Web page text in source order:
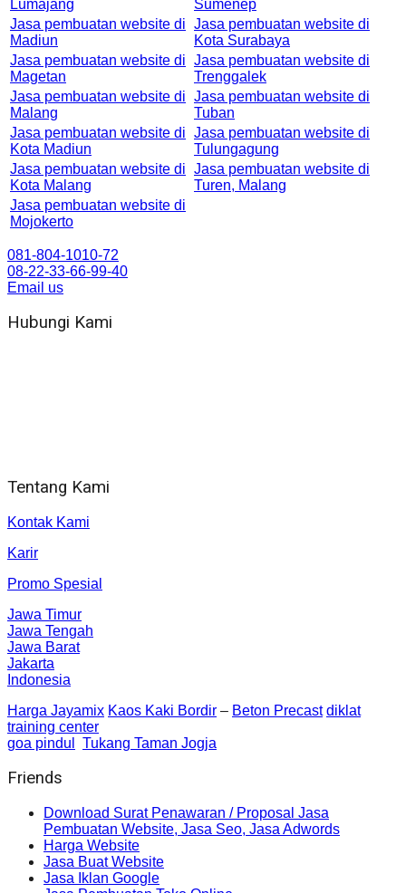
Lumajang
Sumenep
Jasa pembuatan website di
Madiun
Jasa pembuatan website di
Kota Surabaya
Jasa pembuatan website di
Magetan
Jasa pembuatan website di
Trenggalek
Jasa pembuatan website di
Malang
Jasa pembuatan website di
Tuban
Jasa pembuatan website di
Kota Madiun
Jasa pembuatan website di
Tulungagung
Jasa pembuatan website di
Kota Malang
Jasa pembuatan website di
Turen, Malang
Jasa pembuatan website di
Mojokerto
081-804-1010-72
08-22-33-66-99-40
Email us
Hubungi Kami
Tentang Kami
Kontak Kami
Karir
Promo Spesial
Jawa Timur
Jawa Tengah
Jawa Barat
Jakarta
Indonesia
Harga Jayamix Kaos Kaki Bordir – Beton Precast diklat
training center
goa pindul
Tukang Taman Jogja
Friends
Download Surat Penawaran / Proposal Jasa
Pembuatan Website, Jasa Seo, Jasa Adwords
Harga Website
Jasa Buat Website
Jasa Iklan Google